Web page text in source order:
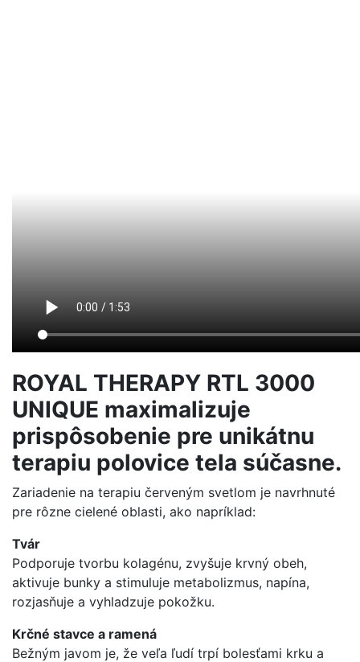
ROYAL THERAPY RTL 3000
UNIQUE maximalizuje
prispôsobenie pre unikátnu
terapiu polovice tela súčasne.
Zariadenie na terapiu červeným svetlom je navrhnuté
pre rôzne cielené oblasti, ako napríklad:
Tvár
Podporuje tvorbu kolagénu, zvyšuje krvný obeh,
aktivuje bunky a stimuluje metabolizmus, napína,
rozjasňuje a vyhladzuje pokožku.
Krčné stavce a ramená
Bežným javom je, že veľa ľudí trpí bolesťami krku a